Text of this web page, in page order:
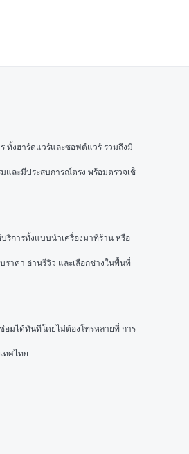
ทั้งฮาร์ดแวร์และซอฟต์แวร์ รวมถึงมี
และมีประสบการณ์ตรง พร้อมตรวจเช็
ริการทั้งแบบนำเครื่องมาที่ร้าน หรือ
ราคา อ่านรีวิว และเลือกช่างในพื้นที่
มได้ทันทีโดยไม่ต้องโทรหลายที่ การ
ทศไทย